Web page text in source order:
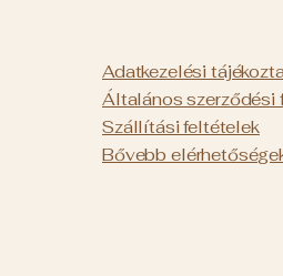
Adatkezelési
Általános szerződési
Szállítási feltételek
Bővebb